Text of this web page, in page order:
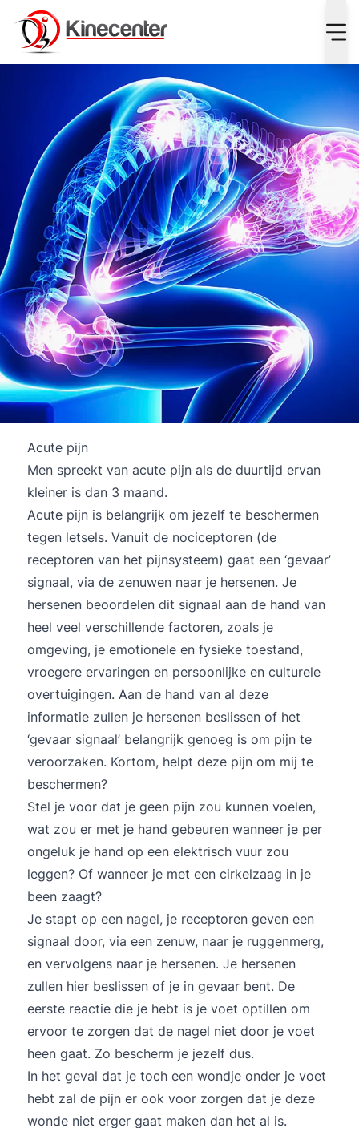
Wat is het verschil tussen acute en chronische pijn?
Acute pijn
Men spreekt van acute pijn als de duurtijd ervan
kleiner is dan 3 maand.
Acute pijn is belangrijk om jezelf te beschermen
tegen letsels. Vanuit de nociceptoren (de
receptoren van het pijnsysteem) gaat een ‘gevaar’
signaal, via de zenuwen naar je hersenen. Je
hersenen beoordelen dit signaal aan de hand van
heel veel verschillende factoren, zoals je
omgeving, je emotionele en fysieke toestand,
vroegere ervaringen en persoonlijke en culturele
overtuigingen. Aan de hand van al deze
informatie zullen je hersenen beslissen of het
‘gevaar signaal’ belangrijk genoeg is om pijn te
veroorzaken. Kortom, helpt deze pijn om mij te
beschermen?
Stel je voor dat je geen pijn zou kunnen voelen,
wat zou er met je hand gebeuren wanneer je per
ongeluk je hand op een elektrisch vuur zou
leggen? Of wanneer je met een cirkelzaag in je
been zaagt?
Je stapt op een nagel, je receptoren geven een
signaal door, via een zenuw, naar je ruggenmerg,
en vervolgens naar je hersenen. Je hersenen
zullen hier beslissen of je in gevaar bent. De
eerste reactie die je hebt is je voet optillen om
ervoor te zorgen dat de nagel niet door je voet
heen gaat. Zo bescherm je jezelf dus.
In het geval dat je toch een wondje onder je voet
hebt zal de pijn er ook voor zorgen dat je deze
wonde niet erger gaat maken dan het al is.